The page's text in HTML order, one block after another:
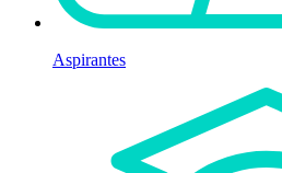
Aspirantes